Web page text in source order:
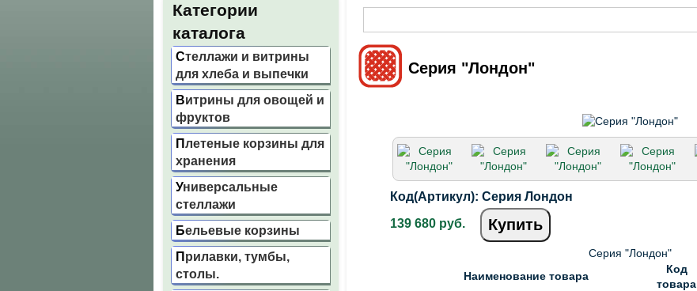
Категории
каталога
Стеллажи и витрины
для хлеба и выпечки
Витрины для овощей и
фруктов
Плетеные корзины для
хранения
Универсальные
стеллажи
Бельевые корзины
Прилавки, тумбы,
столы.
Серия "Лондон"
Код(Артикул): Серия Лондон
139 680 руб. Купить
Серия "Лондон"
Наименование товара
Код
товара